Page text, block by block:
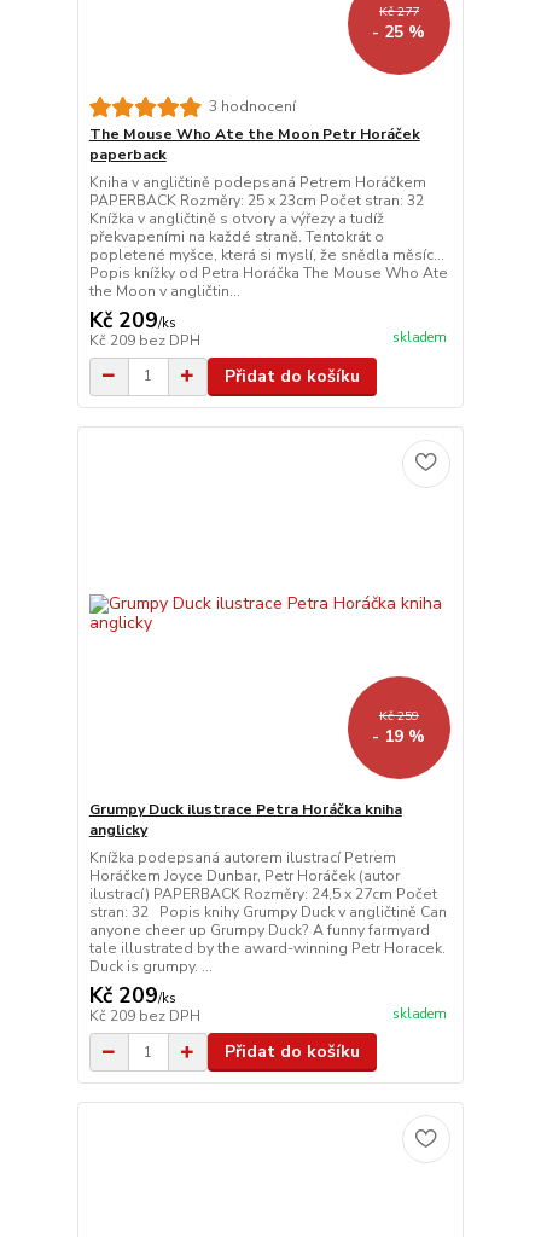
Kč 277
- 25 %
3 hodnocení
The Mouse Who Ate the Moon Petr Horáček
paperback
Kniha v angličtině podepsaná Petrem Horáčkem
PAPERBACK Rozměry: 25 x 23cm Počet stran: 32
Knížka v angličtině s otvory a výřezy a tudíž
překvapeními na každé straně. Tentokrát o
popletené myšce, která si myslí, že snědla měsíc...
Popis knížky od Petra Horáčka The Mouse Who Ate
the Moon v angličtin...
Kč 209/ks
Kč 209 bez DPH skladem
Přidat do košíku
Kč 259
- 19 %
Grumpy Duck ilustrace Petra Horáčka kniha
anglicky
Knížka podepsaná autorem ilustrací Petrem
Horáčkem Joyce Dunbar, Petr Horáček (autor
ilustrací) PAPERBACK Rozměry: 24,5 x 27cm Počet
stran: 32 Popis knihy Grumpy Duck v angličtině Can
anyone cheer up Grumpy Duck? A funny farmyard
tale illustrated by the award-winning Petr Horacek.
Duck is grumpy. ...
Kč 209/ks
Kč 209 bez DPH skladem
Přidat do košíku